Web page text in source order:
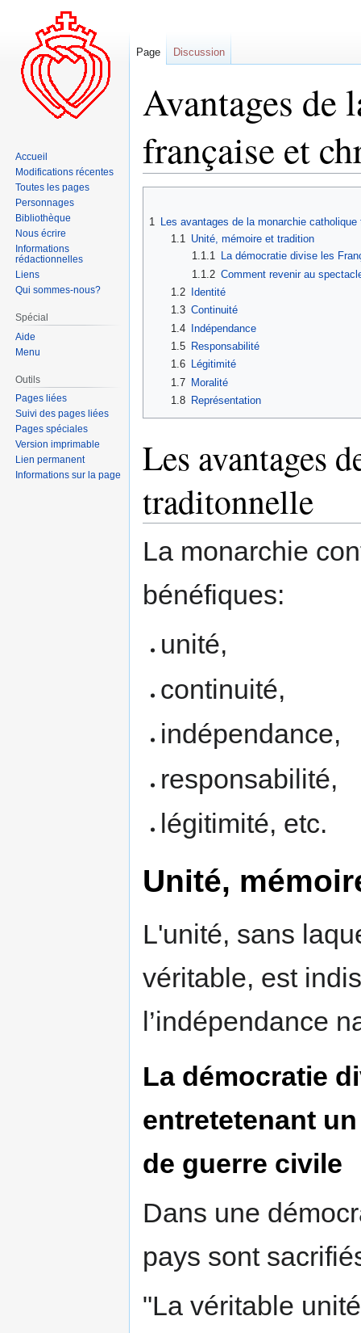
Avantages de
française et
navigation
1 Les avantages de la monarchie catholique
1.1 Unité, mémoire et tradition
1.1.1 La démocratie divise les
1.1.2 Comment revenir au
1.2
Identité
1.3 Continuité
1.4
Indépendance
1.5
Responsabilité
1.6
Légitimité
1.7 Moralité
1.8
Représentation
Les avantages
traditonnelle
La monarchie
bénéfiques:
unité,
continuité,
indépendance,
responsabilité,
légitimité, etc.
Unité,
L'unité, sans
véritable, est
l’indépendance
La démocratie
entretetenant
de guerre civile
Dans une
pays sont
"La véritable
Page Discussion
Accueil
Modifications récentes
Toutes les pages
Personnages
Bibliothèque
Nous écrire
Informations
rédactionnelles
Liens
Qui sommes-nous?
Spécial
Aide
Menu
Outils
Pages liées
Suivi des pages liées
Pages spéciales
Version imprimable
Lien permanent
Informations sur la page